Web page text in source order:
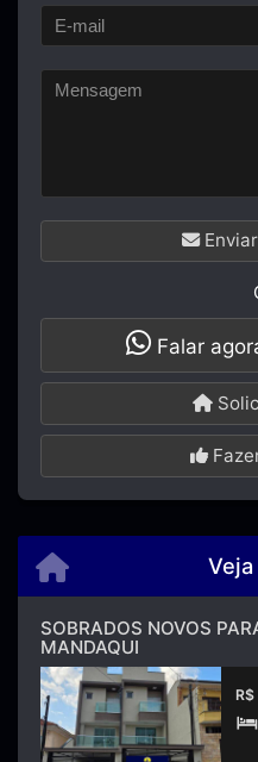
Falar
SOBRADOS NOVOS
MANDAQUI
R$